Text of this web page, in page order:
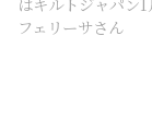
フェリーサさん